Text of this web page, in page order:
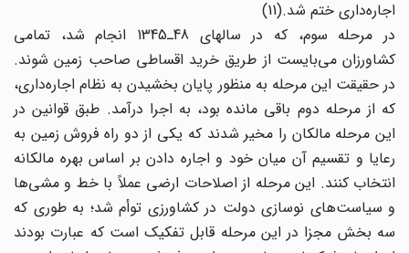
اجاره‌داری ختم شد.(11)
در مرحله سوم، که در سالهای 48ـ1345 انجام شد، تمامی
کشاورزان می‌بایست از طریق خرید اقساطی صاحب زمین شوند.
در حقیقت این مرحله به منظور پایان بخشیدن به نظام اجاره‌داری،
که از مرحله دوم باقی مانده بود، به اجرا درآمد. طبق قوانین در
این مرحله مالکان را مخیر شدند که یکی از دو راه فروش زمین به
رعایا و تقسیم آن میان خود و اجاره دادن بر اساس بهره مالکانه
انتخاب کنند. این مرحله از اصلاحات ارضی عملاً با خط و مشی‌ها
و سیاست‌های نوسازی دولت در کشاورزی توأم شد؛ به طوری که
سه بخش مجزا در این مرحله قابل تفکیک است که عبارت بودند